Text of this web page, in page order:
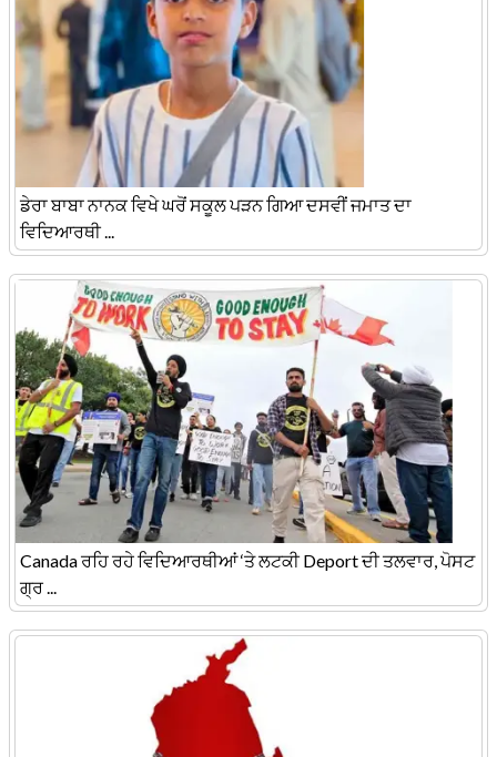
ਡੇਰਾ ਬਾਬਾ ਨਾਨਕ ਵਿਖੇ ਘਰੋਂ ਸਕੂਲ ਪੜਨ ਗਿਆ ਦਸਵੀਂ ਜਮਾਤ ਦਾ
ਵਿਦਿਆਰਥੀ ...
Canada ਰਹਿ ਰਹੇ ਵਿਦਿਆਰਥੀਆਂ ‘ਤੇ ਲਟਕੀ Deport ਦੀ ਤਲਵਾਰ, ਪੋਸਟ
ਗ੍ਰ ...